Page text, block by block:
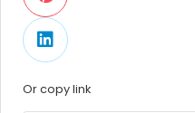
Or copy link